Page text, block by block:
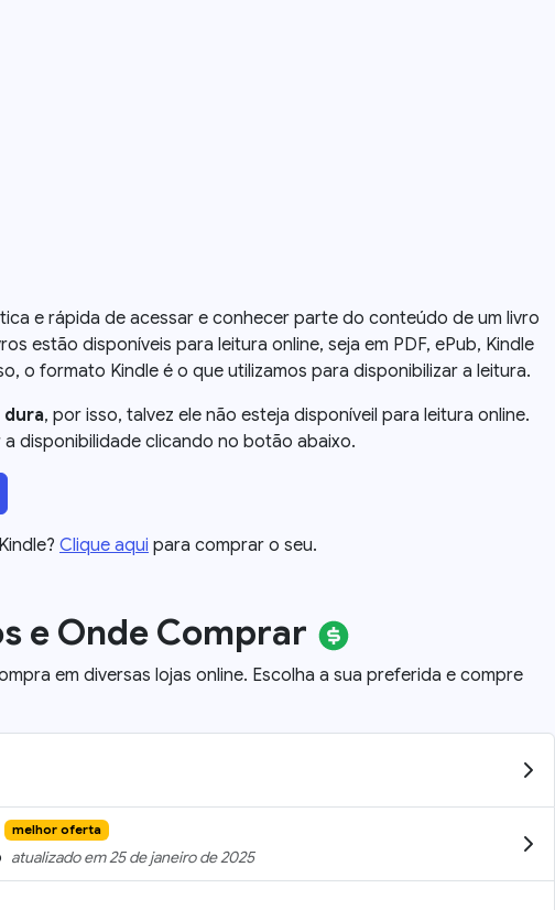
e rápida de acessar e conhecer parte do conteúdo de um livro
estão disponíveis para leitura online, seja em PDF, ePub, Kindle
o formato Kindle é o que utilizamos para disponibilizar a leitura.
dura, por isso, talvez ele não esteja disponíveil para leitura online.
disponibilidade clicando no botão abaixo.
Clique aqui para comprar o seu.
e Onde Comprar
em diversas lojas online. Escolha a sua preferida e compre
melhor oferta
atualizado em25 de janeiro de 2025